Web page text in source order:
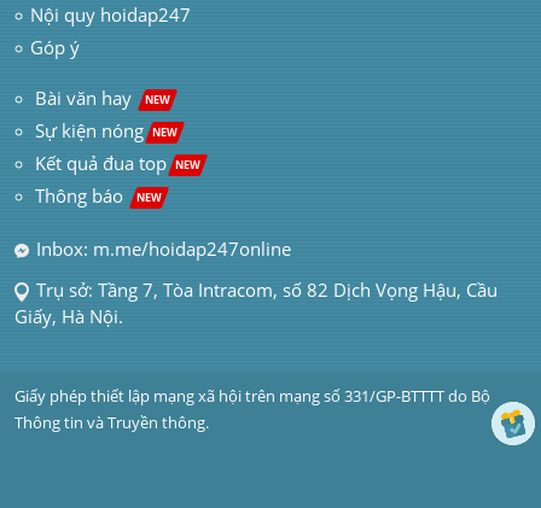
Nội quy hoidap247
Góp ý
Bài văn hay NEW
Sự kiện nóng NEW
Kết quả đua top NEW
Thông báo NEW
Inbox: m.me/hoidap247online
Trụ sở: Tầng 7, Tòa Intracom, số 82 Dịch Vọng Hậu, Cầu
Giấy, Hà Nội.
Giấy phép thiết lập mạng xã hội trên mạng số 331/GP-BTTTT do Bộ
Thông tin và Truyền thông.